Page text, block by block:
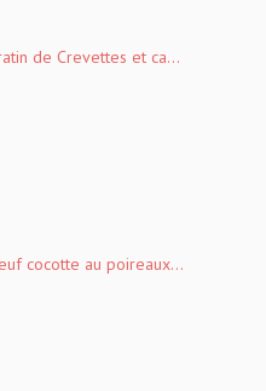
de Crevettes et ca...
cocotte au poireaux...